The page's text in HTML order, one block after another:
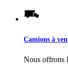
Camions à
Nous offrons